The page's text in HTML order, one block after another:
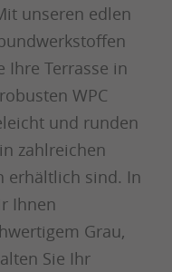
unseren edlen
Ihre Terrasse in
WPC
und runden
zahlreichen
erhältlich sind. In
Ihnen
Grau,
Sie Ihr